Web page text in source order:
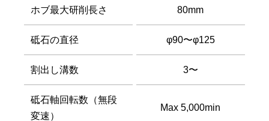
ホブ最大研削長さ 80mm
砥石の直径 φ90〜φ125
割出し溝数 3〜
砥石軸回転数（無段
変速）
Max 5,000min